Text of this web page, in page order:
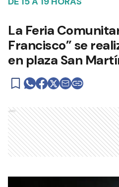
La Feria
Francisco” se
en plaza San
Ads